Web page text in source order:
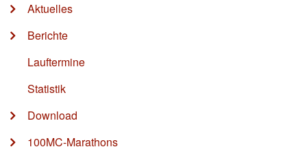
Aktuelles
Berichte
Lauftermine
Statistik
Download
100MC-Marathons